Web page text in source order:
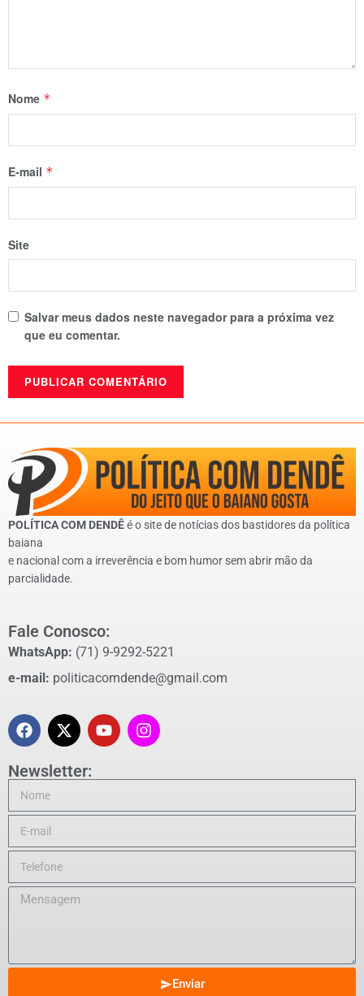
Nome *
E-mail *
Site
Salvar meus dados neste navegador para a próxima vez
que eu comentar.
POLÍTICA COM DENDÊé o site de notícias dos bastidores da política
baiana
e nacional com a irreverência e bom humor sem abrir mão da
parcialidade.
Fale Conosco:
WhatsApp: (71) 9-9292-5221
e-mail: politicacomdende@gmail.com
Newsletter:
Enviar